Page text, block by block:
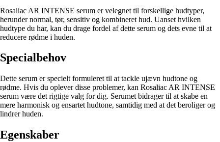
Rosaliac AR INTENSE serum er velegnet til forskellige hudtyper,
herunder normal, tør, sensitiv og kombineret hud. Uanset hvilken
hudtype du har, kan du drage fordel af dette serum og dets evne til at
reducere rødme i huden.
Specialbehov
Dette serum er specielt formuleret til at tackle ujævn hudtone og
rødme. Hvis du oplever disse problemer, kan Rosaliac AR INTENSE
serum være det rigtige valg for dig. Serumet bidrager til at skabe en
mere harmonisk og ensartet hudtone, samtidig med at det beroliger og
lindrer huden.
Egenskaber